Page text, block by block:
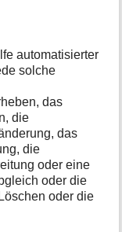
automatisierter
solche
das
die
das
die
oder eine
oder die
oder die